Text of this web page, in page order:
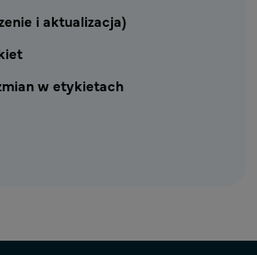
i aktualizacja)
w etykietach